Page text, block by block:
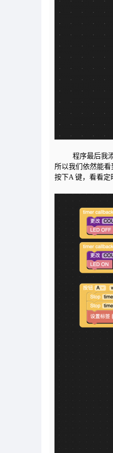
程序最后我添加
所以我们依然能看
按下A 键，看看定